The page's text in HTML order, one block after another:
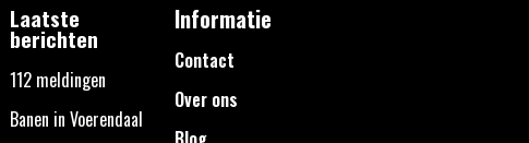
Laatste
berichten
112 meldingen
Banen in Voerendaal
Informatie
Contact
Over ons